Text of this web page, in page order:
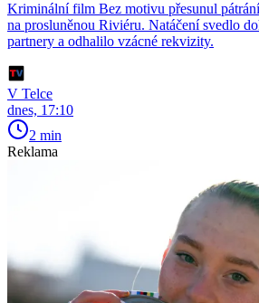
Kriminální film Bez motivu přesunul
na prosluněnou Riviéru. Natáčení svedlo
partnery a odhalilo vzácné rekvizity.
V Telce
dnes, 17:10
2 min
Reklama